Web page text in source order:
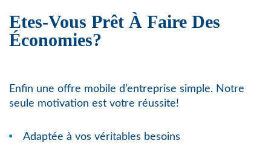
Etes-Vous Prêt À Faire Des
Économies?
Enfin une offre mobile d’entreprise simple. Notre
seule motivation est votre réussite!
Adaptée à vos véritables besoins